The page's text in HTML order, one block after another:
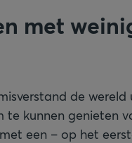
met
de
te kunnen genieten
een – op het